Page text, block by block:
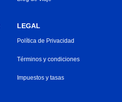
LEGAL
Política de Privacidad
Términos y condiciones
Impuestos y tasas